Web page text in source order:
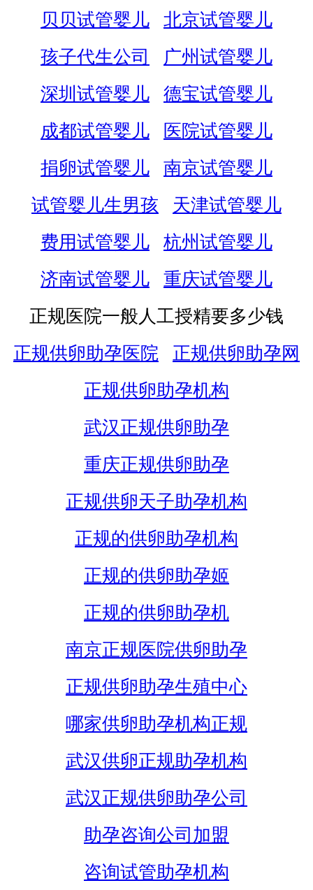
贝贝试管婴儿
北京试管婴儿
孩子代生公司
广州试管婴儿
深圳试管婴儿
德宝试管婴儿
成都试管婴儿
医院试管婴儿
捐卵试管婴儿
南京试管婴儿
试管婴儿生男孩
天津试管婴儿
费用试管婴儿
杭州试管婴儿
济南试管婴儿
重庆试管婴儿
正规医院一般人工授精要多少钱
正规供卵助孕医院
正规供卵助孕网
正规供卵助孕机构
武汉正规供卵助孕
重庆正规供卵助孕
正规供卵天子助孕机构
正规的供卵助孕机构
正规的供卵助孕姬
正规的供卵助孕机
南京正规医院供卵助孕
正规供卵助孕生殖中心
哪家供卵助孕机构正规
武汉供卵正规助孕机构
武汉正规供卵助孕公司
助孕咨询公司加盟
咨询试管助孕机构